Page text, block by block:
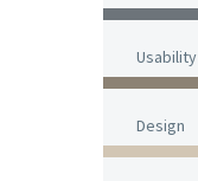
Usability
Design